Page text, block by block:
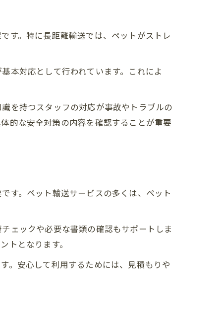
す。特に長距離輸送では、ペットがストレ
本対応として行われています。これによ
を持つスタッフの対応が事故やトラブルの
的な安全対策の内容を確認することが重要
す。ペット輸送サービスの多くは、ペット
ェックや必要な書類の確認もサポートしま
トとなります。
。安心して利用するためには、見積もりや